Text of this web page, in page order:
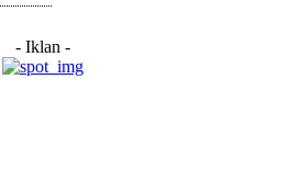
- Iklan -